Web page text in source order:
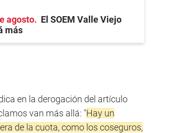
agosto
El SOEM Valle Viejo
más
en la derogación del artículo
van más allá: "Hay un
de la cuota, como los coseguros,